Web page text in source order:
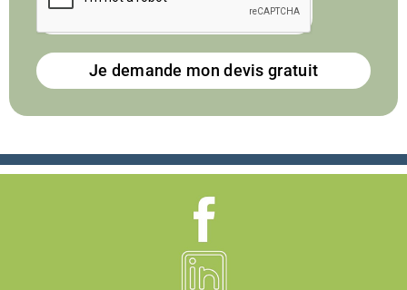
Je demande mon devis gratuit